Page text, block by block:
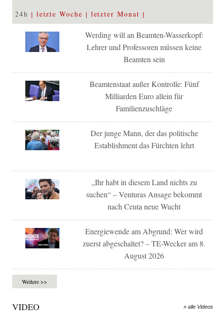
24h letzte Woche letzter Monat
Werding will an Beamten-Wasserkopf:
Lehrer und Professoren müssen keine
Beamten sein
Beamtenstaat außer Kontrolle: Fünf
Milliarden Euro allein für
Familienzuschläge
Der junge Mann, der das politische
Establishment das Fürchten lehrt
„Ihr habt in diesem Land nichts zu
suchen“ – Venturas Ansage bekommt
nach Ceuta neue Wucht
Energiewende am Abgrund: Wer wird
zuerst abgeschaltet? – TE-Wecker am 8.
August 2026
Weitere >>
VIDEO » alle Videos